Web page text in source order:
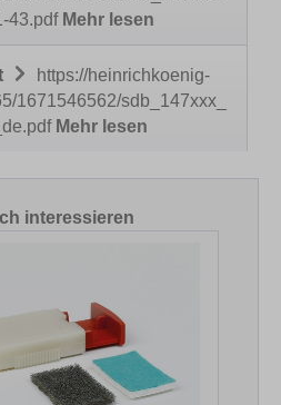
43.pdf Mehr lesen
https://heinrichkoenig-
1671546562/sdb_147xxx_
Mehr lesen
interessieren